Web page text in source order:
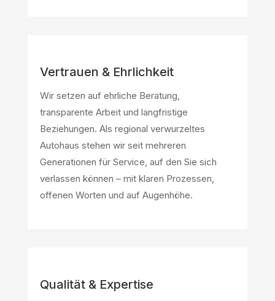
Vertrauen & Ehrlichkeit
Wir setzen auf ehrliche Beratung,
transparente Arbeit und langfristige
Beziehungen. Als regional verwurzeltes
Autohaus stehen wir seit mehreren
Generationen für Service, auf den Sie sich
verlassen können – mit klaren Prozessen,
offenen Worten und auf Augenhöhe.
Qualität & Expertise